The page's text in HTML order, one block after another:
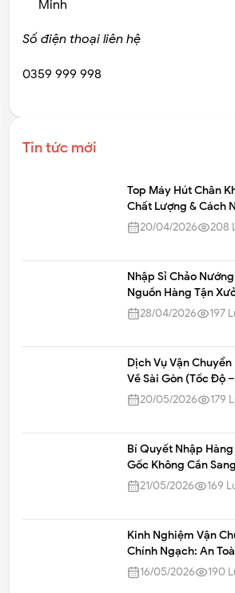
Minh
Số điện thoại liên hệ
0359 999 998
Tin tức mới
Top Máy Hút Chân
Chất Lượng & Cách
Gốc20/04/2026 208
Nhập Sỉ Chảo Nướng
Nhuận
28/04/2026 197
Dịch Vụ Vận
Về Sài Gòn (Tốc Độ
Chính Ngạch)
20/05/2026 179
Bí Quyết Nhập
Gốc Không Cần